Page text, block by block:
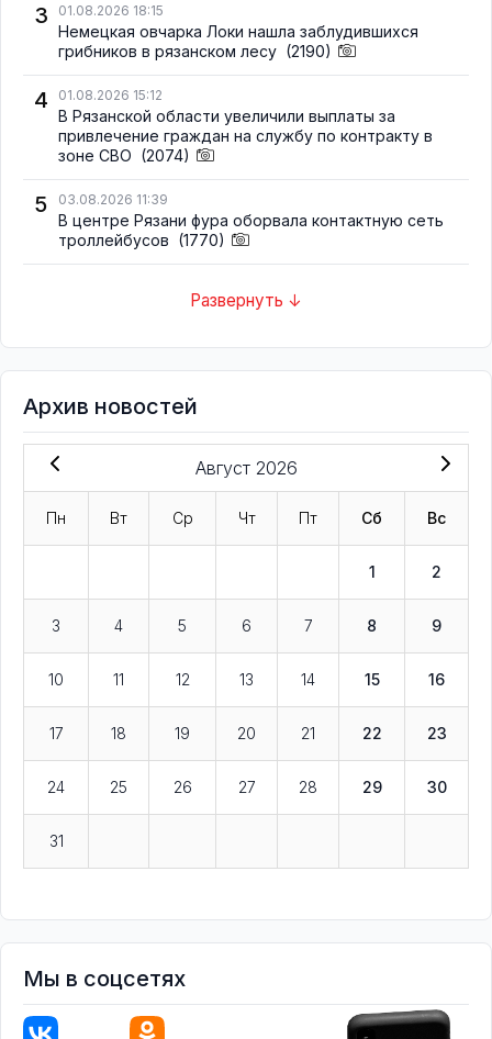
3 01.08.2026 18:15
Немецкая овчарка Локи нашла заблудившихся
грибников в рязанском лесу (2190)
4 01.08.2026 15:12
В Рязанской области увеличили выплаты за
привлечение граждан на службу по контракту в
зоне СВО (2074)
5 03.08.2026 11:39
В центре Рязани фура оборвала контактную сеть
троллейбусов (1770)
Развернуть ↓
Архив новостей
Август 2026
Пн Вт Ср Чт Пт Сб Вс
1 2
3 4 5 6 7 8 9
10 11 12 13 14 15 16
17 18 19 20 21 22 23
24 25 26 27 28 29 30
31
Мы в соцсетях